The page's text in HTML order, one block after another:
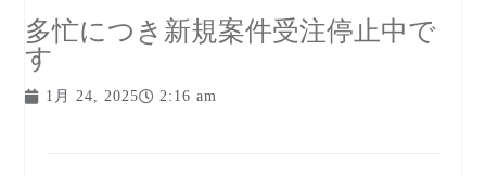
多忙につき新規案件受注停止中で
す
1月 24, 2025 2:16 am